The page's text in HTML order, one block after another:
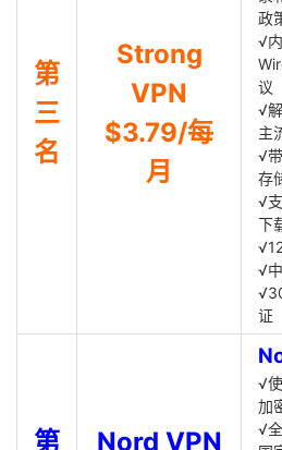
第
三
名
Strong
VPN
$3.79/每
月
政
√
议
√
主
√
存
√
下
√
证
第
Nord VPN
√
加
√